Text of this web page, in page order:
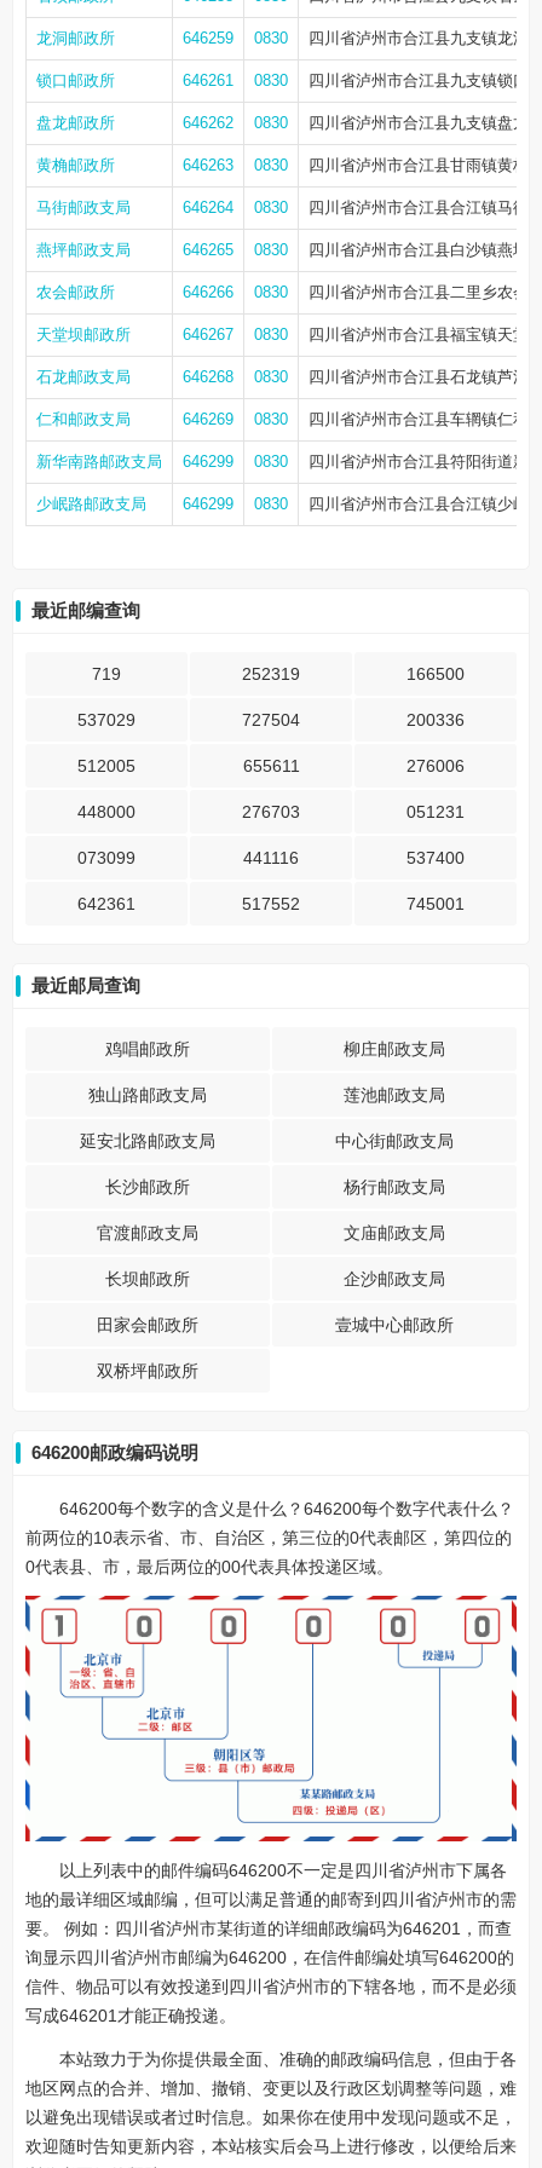
龙洞邮政所 646259 0830 四川省泸州市合江县九支镇龙洞
锁口邮政所 646261 0830 四川省泸州市合江县九支镇锁口
盘龙邮政所 646262 0830 四川省泸州市合江县九支镇盘龙
黄桷邮政所 646263 0830 四川省泸州市合江县甘雨镇黄桷
马街邮政支局 646264 0830 四川省泸州市合江县合江镇马街
燕坪邮政支局 646265 0830 四川省泸州市合江县白沙镇燕坪
农会邮政所 646266 0830 四川省泸州市合江县二里乡农会
天堂坝邮政所 646267 0830 四川省泸州市合江县福宝镇天堂
石龙邮政支局 646268 0830 四川省泸州市合江县石龙镇芦江
仁和邮政支局 646269 0830 四川省泸州市合江县车辋镇仁和
新华南路邮政支局 646299 0830 四川省泸州市合江县符阳街道新
少岷路邮政支局 646299 0830 四川省泸州市合江县合江镇少岷
最近邮编查询
719 252319 166500
537029 727504 200336
512005 655611 276006
448000 276703 051231
073099 441116 537400
642361 517552 745001
最近邮局查询
鸡唱邮政所 柳庄邮政支局
独山路邮政支局 莲池邮政支局
延安北路邮政支局 中心街邮政支局
长沙邮政所 杨行邮政支局
官渡邮政支局 文庙邮政支局
长坝邮政所 企沙邮政支局
田家会邮政所 壹城中心邮政所
双桥坪邮政所
646200邮政编码说明
646200每个数字的含义是什么？646200每个数字代表什么？
前两位的10表示省、市、自治区，第三位的0代表邮区，第四位的
0代表县、市，最后两位的00代表具体投递区域。
以上列表中的邮件编码646200不一定是四川省泸州市下属各
地的最详细区域邮编，但可以满足普通的邮寄到四川省泸州市的需
要。 例如：四川省泸州市某街道的详细邮政编码为646201，而查
询显示四川省泸州市邮编为646200，在信件邮编处填写646200的
信件、物品可以有效投递到四川省泸州市的下辖各地，而不是必须
写成646201才能正确投递。
本站致力于为你提供最全面、准确的邮政编码信息，但由于各
地区网点的合并、增加、撤销、变更以及行政区划调整等问题，难
以避免出现错误或者过时信息。如果你在使用中发现问题或不足，
欢迎随时告知更新内容，本站核实后会马上进行修改，以便给后来